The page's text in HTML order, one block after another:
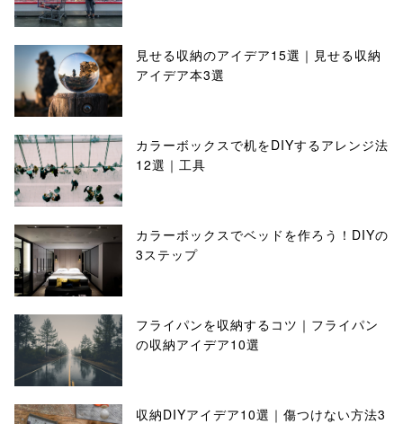
見せる収納のアイデア15選｜見せる収納
アイデア本3選
カラーボックスで机をDIYするアレンジ法
12選｜工具
カラーボックスでベッドを作ろう！DIYの
3ステップ
フライパンを収納するコツ｜フライパン
の収納アイデア10選
収納DIYアイデア10選｜傷つけない方法3